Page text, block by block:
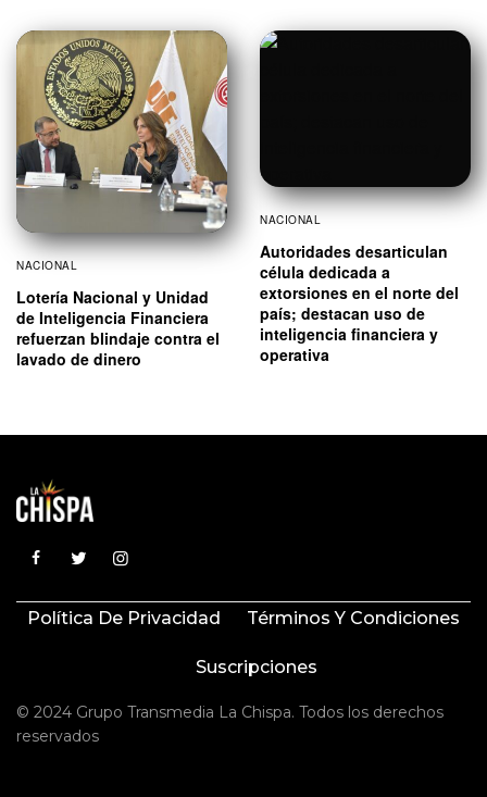
NACIONAL
Lotería Nacional y Unidad
de Inteligencia Financiera
refuerzan blindaje contra el
lavado de dinero
NACIONAL
Autoridades desarticulan
célula dedicada a
extorsiones en el norte del
país; destacan uso de
inteligencia financiera y
operativa
Política De Privacidad Términos Y Condiciones
Suscripciones
© 2024 Grupo Transmedia La Chispa. Todos los derechos
reservados